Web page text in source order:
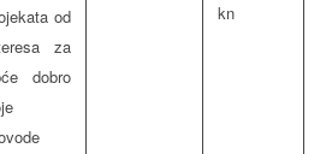
od
za
dobro
kn